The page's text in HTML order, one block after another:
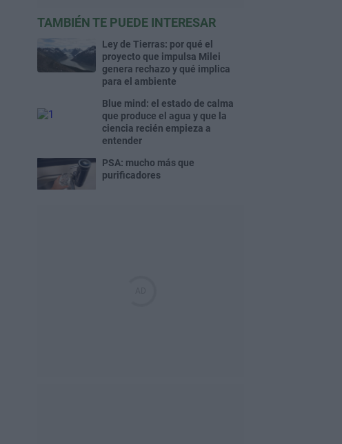
TAMBIÉN TE PUEDE INTERESAR
Ley de Tierras: por qué el
proyecto que impulsa Milei
genera rechazo y qué implica
para el ambiente
Blue mind: el estado de calma
que produce el agua y que la
ciencia recién empieza a
entender
PSA: mucho más que
purificadores